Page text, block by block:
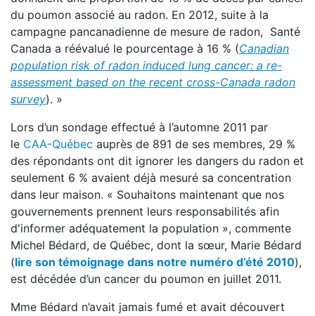
du poumon associé au radon. En 2012, suite à la
campagne pancanadienne de mesure de radon, Santé
Canada a réévalué le pourcentage à 16 % (Canadian
population risk of radon induced lung cancer: a re-
assessment based on the recent cross-Canada radon
survey). »
Lors d’un sondage effectué à l’automne 2011 par
le CAA-Québec auprès de 891 de ses membres, 29 %
des répondants ont dit ignorer les dangers du radon et
seulement 6 % avaient déjà mesuré sa concentration
dans leur maison. « Souhaitons maintenant que nos
gouvernements prennent leurs responsabilités afin
d'informer adéquatement la population », commente
Michel Bédard, de Québec, dont la sœur, Marie Bédard
(lire son témoignage dans notre numéro d’été 2010),
est décédée d’un cancer du poumon en juillet 2011.
Mme Bédard n’avait jamais fumé et avait découvert